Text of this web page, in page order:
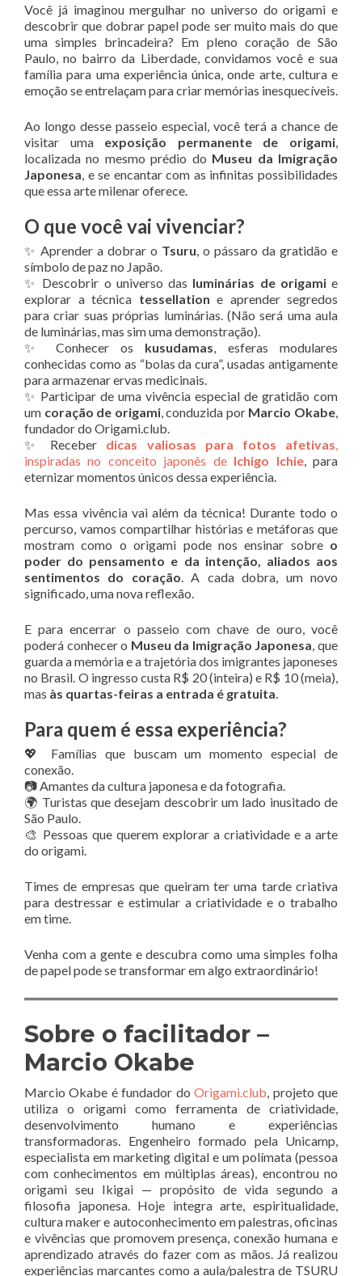
Você já imaginou mergulhar no universo do origami e
descobrir que dobrar papel pode ser muito mais do que
uma simples brincadeira? Em pleno coração de São
Paulo, no bairro da Liberdade, convidamos você e sua
família para uma experiência única, onde arte, cultura e
emoção se entrelaçam para criar memórias inesquecíveis.
Ao longo desse passeio especial, você terá a chance de
visitar uma exposição permanente de origami
localizada no mesmo prédio do Museu da Imigração
Japonesa , e se encantar com as infinitas possibilidades
que essa arte milenar oferece.
O que você vai vivenciar?
✨ Aprender a dobrar o Tsuru , o pássaro da gratidão e
símbolo de paz no Japão.
✨ Descobrir o universo das luminárias de origamie
explorar a técnica tessellation e aprender segredos
para criar suas próprias luminárias. (Não será uma aula
de luminárias, mas sim uma demonstração).
✨ Conhecer os kusudamas , esferas modulares
conhecidas como as “bolas da cura”, usadas antigamente
para armazenar ervas medicinais.
✨ Participar de uma vivência especial de gratidão com
um coração de origami, conduzida por Marcio Okabe
fundador do Origami.club.
✨ Receber dicas valiosas para fotos afetivas
inspiradas no conceito japonês de Ichigo Ichie, para
eternizar momentos únicos dessa experiência.
Mas essa vivência vai além da técnica! Durante todo o
percurso, vamos compartilhar histórias e metáforas que
mostram como o origami pode nos ensinar sobre o
poder do pensamento e da intenção, aliados aos
sentimentos do coração . A cada dobra, um novo
significado, uma nova reflexão.
E para encerrar o passeio com chave de ouro, você
poderá conhecer o Museu da Imigração Japonesa , que
guarda a memória e a trajetória dos imigrantes japoneses
no Brasil. O ingresso custa R$ 20 (inteira) e R$ 10 (meia),
mas às quartas-feiras a entrada é gratuita
Para quem é essa experiência?
💖 Famílias que buscam um momento especial de
conexão.
📷 Amantes da cultura japonesa e da fotografia.
🌍 Turistas que desejam descobrir um lado inusitado de
São Paulo.
🎨 Pessoas que querem explorar a criatividade e a arte
do origami.
Times de empresas que queiram ter uma tarde criativa
para destressar e estimular a criatividade e o trabalho
em time.
Venha com a gente e descubra como uma simples folha
de papel pode se transformar em algo extraordinário!
Sobre o facilitador –
Marcio Okabe
Marcio Okabe é fundador doOrigami.club , projeto que
utiliza o origami como ferramenta de criatividade,
desenvolvimento humano e experiências
transformadoras. Engenheiro formado pela Unicamp,
especialista em marketing digital e um polímata (pessoa
com conhecimentos em múltiplas áreas), encontrou no
origami seu Ikigai — propósito de vida segundo a
filosofia japonesa. Hoje integra arte, espiritualidade,
cultura maker e autoconhecimento em palestras, oficinas
e vivências que promovem presença, conexão humana e
aprendizado através do fazer com as mãos. Já realizou
experiências marcantes como a aula/palestra de TSURU